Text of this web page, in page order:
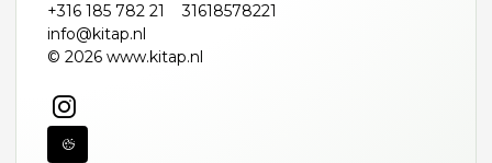
+316 185 782 21
31618578221
info@kitap.nl
© 2026 www.kitap.nl